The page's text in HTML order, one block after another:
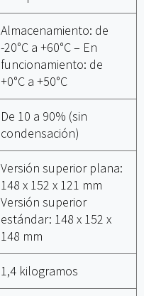
Almacenamiento: de
-20°C a +60°C – En
funcionamiento: de
+0°C a +50°C
De 10 a 90% (sin
condensación)
Versión superior plana:
148 x 152 x 121 mm
Versión superior
estándar: 148 x 152 x
148 mm
1,4 kilogramos